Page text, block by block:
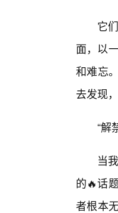
它
面，以
和难忘
去发现
“解
当
的🔥话
者根本